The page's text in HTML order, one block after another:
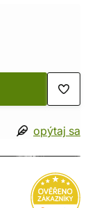
opýtaj sa